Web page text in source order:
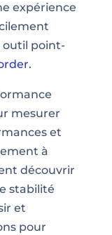
expérience
outil point-
mesurer
et
à
découvrir
stabilité
et
pour